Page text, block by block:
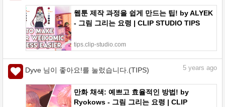
웹툰 제작 과정을 쉽게 만드는 팁! by ALYEK
- 그림 그리는 요령 | CLIP STUDIO TIPS
tips.clip-studio.com
Dyve 님이 좋아요!를 눌렀습니다.(TIPS) 5 years ago
만화 채색: 예쁘고 효율적인 방법! by
Ryokows - 그림 그리는 요령 | CLIP